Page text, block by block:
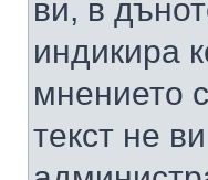
ви, в
индикира
мнението
текст не